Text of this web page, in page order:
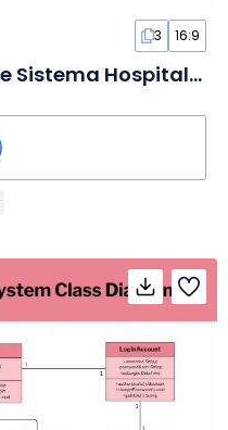
3 16:9
Diagrama de Classes de Sistema Hospitalar em Quadro Branco